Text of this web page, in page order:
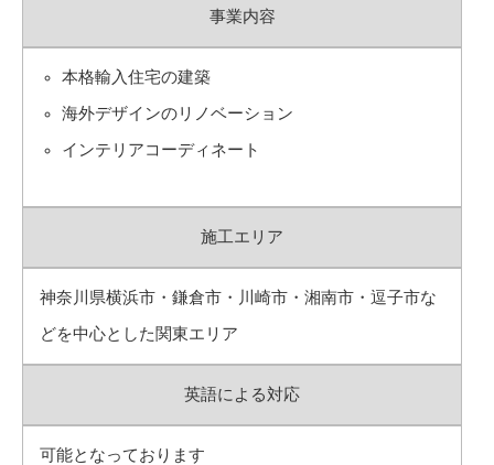
事業内容
本格輸入住宅の建築
海外デザインのリノベーション
インテリアコーディネート
施工エリア
神奈川県横浜市・鎌倉市・川崎市・湘南市・逗子市な
どを中心とした関東エリア
英語による対応
可能となっております